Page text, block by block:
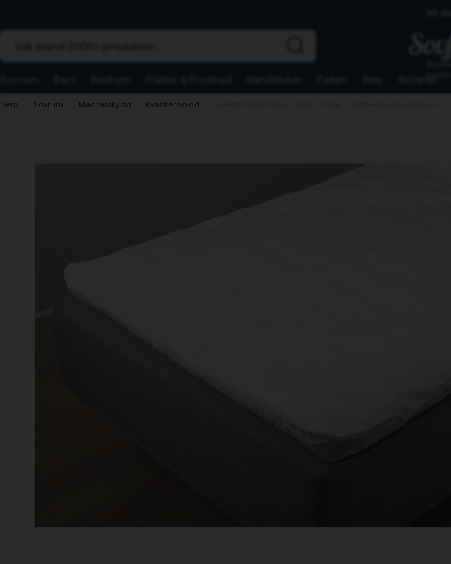
Hem Sovrum Madrasskydd Kvalsterskydd